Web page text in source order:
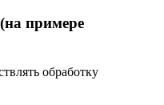
примере
обработку